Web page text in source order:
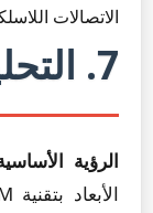
الاتصالات
7. التحليل الأصلي
الرؤية